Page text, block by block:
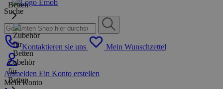
Suche
Kontaktieren sie uns Mein Wunschzettel
Anmelden Ein Konto erstellen
Mein Konto
Betten
Zubehör
für
Betten